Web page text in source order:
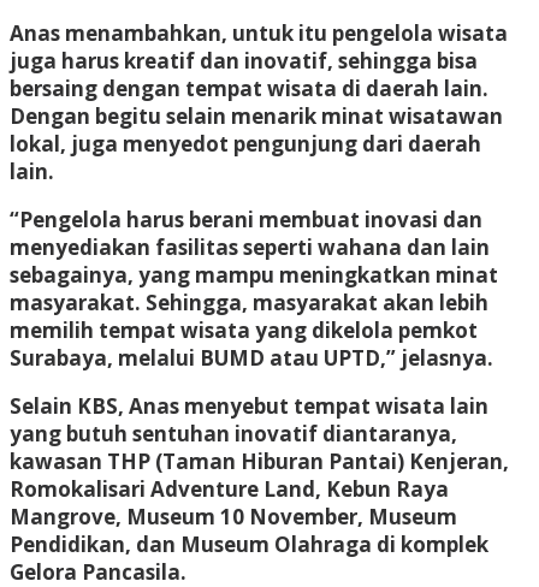
Anas menambahkan, untuk itu pengelola wisata
juga harus kreatif dan inovatif, sehingga bisa
bersaing dengan tempat wisata di daerah lain.
Dengan begitu selain menarik minat wisatawan
lokal, juga menyedot pengunjung dari daerah
lain.
“Pengelola harus berani membuat inovasi dan
menyediakan fasilitas seperti wahana dan lain
sebagainya, yang mampu meningkatkan minat
masyarakat. Sehingga, masyarakat akan lebih
memilih tempat wisata yang dikelola pemkot
Surabaya, melalui BUMD atau UPTD,” jelasnya.
Selain KBS, Anas menyebut tempat wisata lain
yang butuh sentuhan inovatif diantaranya,
kawasan THP (Taman Hiburan Pantai) Kenjeran,
Romokalisari Adventure Land, Kebun Raya
Mangrove, Museum 10 November, Museum
Pendidikan, dan Museum Olahraga di komplek
Gelora Pancasila.